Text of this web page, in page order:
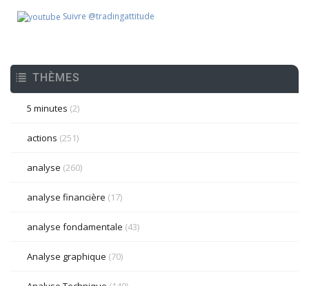
Suivre @tradingattitude
THÈMES
5 minutes (2)
actions (251)
analyse (260)
analyse financière (17)
analyse fondamentale (43)
Analyse graphique (70)